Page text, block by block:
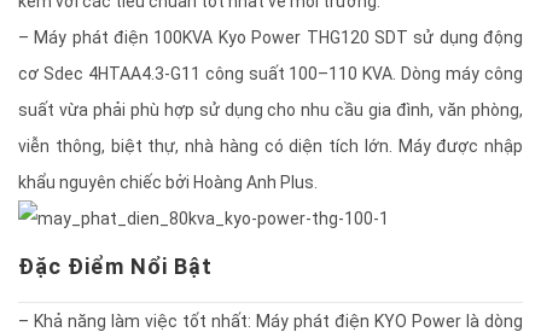
– Máy phát điện 100KVA Kyo Power THG120 SDT sử dụng động
cơ Sdec 4HTAA4.3-G11 công suất 100–110 KVA. Dòng máy công
suất vừa phải phù hợp sử dụng cho nhu cầu gia đình, văn phòng,
viễn thông, biệt thự, nhà hàng có diện tích lớn. Máy được nhập
khẩu nguyên chiếc bởi Hoàng Anh Plus.
Đặc Điểm Nổi Bật
– Khả năng làm việc tốt nhất: Máy phát điện KYO Power là dòng